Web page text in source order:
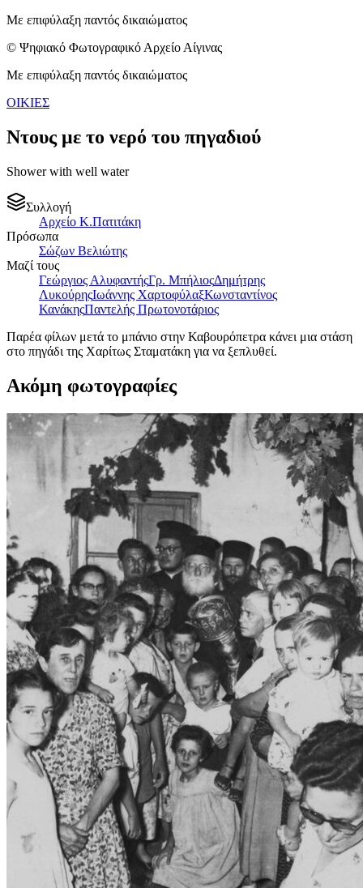
Με επιφύλαξη παντός δικαιώματος
© Ψηφιακό Φωτογραφικό Αρχείο Αίγινας
Με επιφύλαξη παντός δικαιώματος
ΟΙΚΙΕΣ
Ντους με το νερό του πηγαδιού
Shower with well water
Συλλογή
Αρχείο Κ.Πατιτάκη
Πρόσωπα
Σώζων Βελιώτης
Μαζί τους
Γεώργιος ΑλυφαντήςΓρ. ΜπήλιοςΔημήτρης
ΛυκούρηςΙωάννης ΧαρτοφύλαξΚωνσταντίνος
ΚανάκηςΠαντελής Πρωτονοτάριος
Παρέα φίλων μετά το μπάνιο στην Καβουρόπετρα κάνει μια στάση
στο πηγάδι της Χαρίτως Σταματάκη για να ξεπλυθεί.
Ακόμη φωτογραφίες